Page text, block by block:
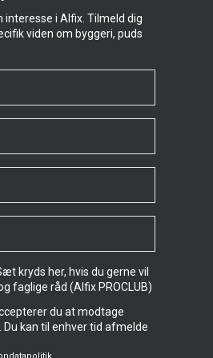
interesse i Alfix. Tilmeld dig
viden om byggeri, puds
kryds her, hvis du gerne vil
faglige råd (Alfix PROCLUB)
du at modtage
kan til enhver tid afmelde